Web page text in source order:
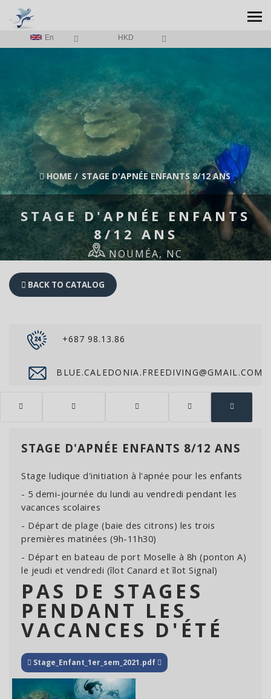
En HKD
HOME / STAGE D'APNÉE ENFANTS 8/12 ANS
STAGE D'APNÉE ENFANTS
8/12 ANS
NOUMÉA, NC
BACK TO CATALOG
+687 98.13.86
BLUE.CALEDONIA.FREEDIVING@GMAIL.COM
STAGE D'APNÉE ENFANTS 8/12 ANS
Stage ludique d'initiation à l'apnée pour les enfants
- 5 demi-journée du lundi au vendredi pendant les
vacances scolaires
- Départ de plage (baie des citrons) les trois
premières matinées (9h-11h30)
- Départ en bateau de port Moselle à 8h (ponton A)
le jeudi et vendredi (îlot Canard et îlot Signal)
PAS DE STAGES
PENDANT LES
VACANCES D'ÉTÉ
Stage_Enfant_1er_sem_2021.pdf